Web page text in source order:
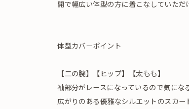
開で幅広い体型の方に着こなしていただ
体型カバーポイント
【二の腕】【ヒップ】【太もも】
袖部分がレースになっているので気にな
広がりのある優雅なシルエットのスカ